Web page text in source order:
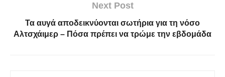
Next Post
Τα αυγά αποδεικνύονται σωτήρια για τη νόσο
Αλτσχάιμερ – Πόσα πρέπει να τρώμε την εβδομάδα